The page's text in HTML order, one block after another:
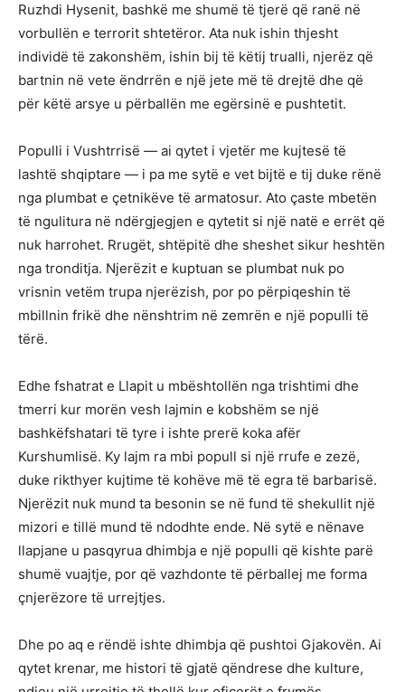
Ruzhdi Hysenit, bashkë me shumë të tjerë që ranë në
vorbullën e terrorit shtetëror. Ata nuk ishin thjesht
individë të zakonshëm, ishin bij të këtij trualli, njerëz që
bartnin në vete ëndrrën e një jete më të drejtë dhe që
për këtë arsye u përballën me egërsinë e pushtetit.
Populli i Vushtrrisë — ai qytet i vjetër me kujtesë të
lashtë shqiptare — i pa me sytë e vet bijtë e tij duke rënë
nga plumbat e çetnikëve të armatosur. Ato çaste mbetën
të ngulitura në ndërgjegjen e qytetit si një natë e errët që
nuk harrohet. Rrugët, shtëpitë dhe sheshet sikur heshtën
nga tronditja. Njerëzit e kuptuan se plumbat nuk po
vrisnin vetëm trupa njerëzish, por po përpiqeshin të
mbillnin frikë dhe nënshtrim në zemrën e një populli të
tërë.
Edhe fshatrat e Llapit u mbështollën nga trishtimi dhe
tmerri kur morën vesh lajmin e kobshëm se një
bashkëfshatari të tyre i ishte prerë koka afër
Kurshumlisë. Ky lajm ra mbi popull si një rrufe e zezë,
duke rikthyer kujtime të kohëve më të egra të barbarisë.
Njerëzit nuk mund ta besonin se në fund të shekullit një
mizori e tillë mund të ndodhte ende. Në sytë e nënave
llapjane u pasqyrua dhimbja e një populli që kishte parë
shumë vuajtje, por që vazhdonte të përballej me forma
çnjerëzore të urrejtjes.
Dhe po aq e rëndë ishte dhimbja që pushtoi Gjakovën. Ai
qytet krenar, me histori të gjatë qëndrese dhe kulture,